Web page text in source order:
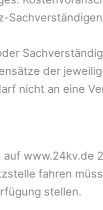
der
nicht an eine
www.24kv.de
fahren
stellen.